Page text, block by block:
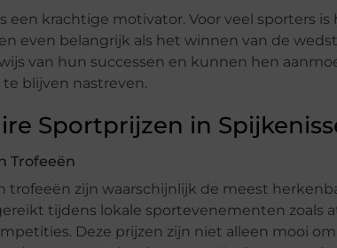
een krachtige motivator. Voor veel sporters
even belangrijk als het winnen van de
van hun successen en kunnen hen
blijven nastreven.
Sportprijzen in
Trofeeën
trofeeën zijn waarschijnlijk de meest
tijdens lokale sportevenementen zoals
Deze prijzen zijn niet alleen mooi